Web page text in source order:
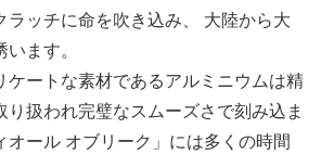
ラッチに命を吹き込み、 大陸から大
ます。
ケートな素材であるアルミニウムは精
り扱われ完璧なスムーズさで刻み込ま
オール オブリーク」には多くの時間